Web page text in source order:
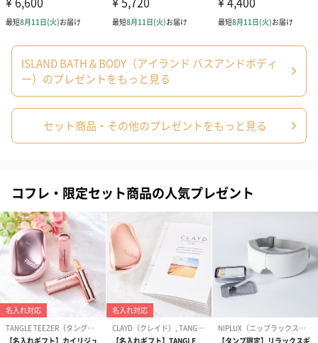
ダンボール装飾（ひま
わり）（720円）
ダンボール装飾（チュ
ーリップ）（720円）
ダンボール装
イトピンク×
ト）（580円）
商品に合わせたサイズをお届けします。
あり（280円）
ISLAND BATH & BODY（アイランド バスアンドボディ
ー）のプレゼントをもっと見る
セット商品・その他のプレゼントをもっと見る
コフレ・限定セット商品の人気プレゼント